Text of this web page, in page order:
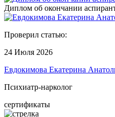
Диплом об окончании
Проверил статью:
24 Июля 2026
Евдокимова Екатерина
Психиатр-нарколог
сертификаты